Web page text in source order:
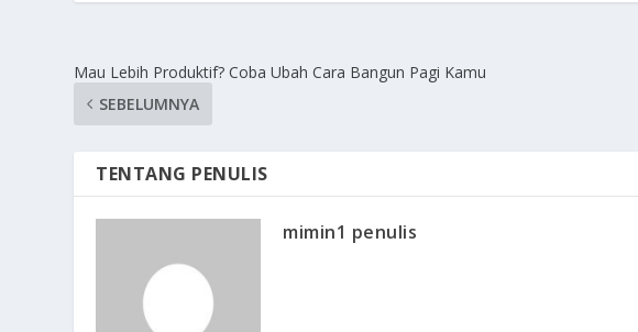
Mau Lebih Produktif? Coba Ubah Cara Bangun Pagi Kamu
SEBELUMNYA
TENTANG PENULIS
mimin1 penulis